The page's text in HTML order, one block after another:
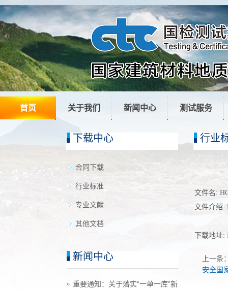
首页 关于我们 新闻中心 测试服务
行业
文件名:
文件介绍:
下载地址:
上一条
安全国
下载中心
合同下载
行业标准
专业文献
其他文档
新闻中心
重要通知：关于落实“一单一库”新